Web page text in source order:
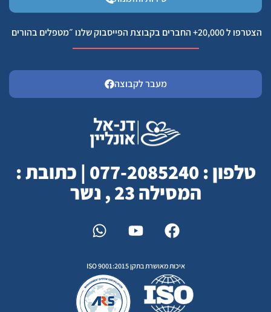
הצטרפו ל 20,000+ החברים בקבוצת הפייסבוק שלנו ״מטפלים בהורים
מעבר לקבוצה
טלפון : 077-2085240 | כתובת :
המסילה 23 , נשר
איכות מאושרת בתקן ISO 9001:2015